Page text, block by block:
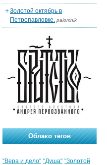
Золотой октябрь в
Петропавловке. palomnik
Облако тегов
"Вера и дело" "Душа" "Золотой